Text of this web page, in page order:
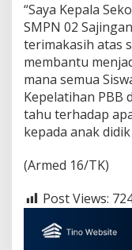
“Saya Kepala
SMPN 02
terimakasih atas
membantu
mana semua
Kepelatihan PBB
tahu terhadap
kepada anak
(Armed 16/TK)
Post Views: